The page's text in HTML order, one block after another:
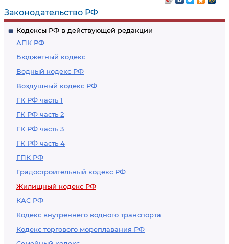
Законодательство РФ
Кодексы РФ в действующей редакции
АПК РФ
Бюджетный кодекс
Водный кодекс РФ
Воздушный кодекс РФ
ГК РФ часть 1
ГК РФ часть 2
ГК РФ часть 3
ГК РФ часть 4
ГПК РФ
Градостроительный кодекс РФ
Жилищный кодекс РФ
КАС РФ
Кодекс внутреннего водного транспорта
Кодекс торгового мореплавания РФ
социального найма в
связи со сносом
дома
по договору
социального найма
в связи с передачей